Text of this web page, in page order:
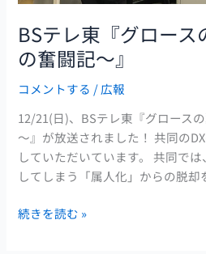
BSテレ東『グロース
の奮闘記～』
コメントする /広報
12/21(日)、BSテレ東『グロース
～』が放送されました！ 共同の
していただいています。 共同で
してしまう「属人化」からの脱
社
の
奮
闘
記
続きを読む »